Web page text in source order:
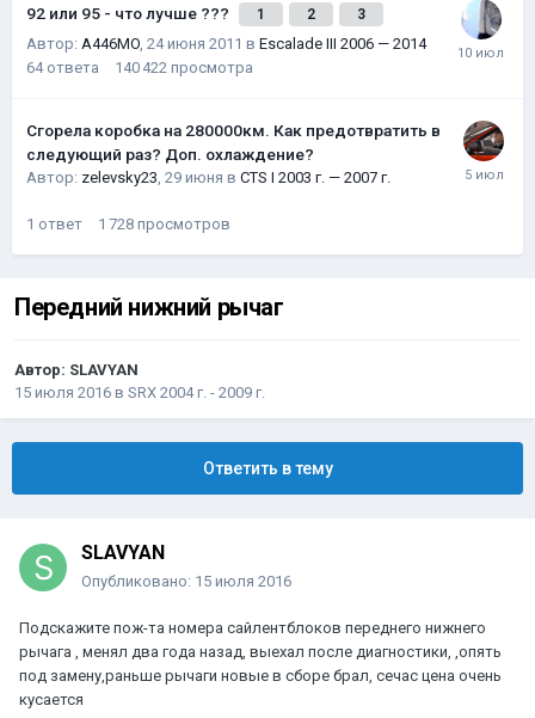
92 или 95 - что лучше ??? 1 2 3
Автор: A446MO, 24 июня 2011 в Escalade III 2006 — 2014
64 ответа 140 422 просмотра
Сгорела коробка на 280000км. Как предотвратить в
следующий раз? Доп. охлаждение?
Автор: zelevsky23, 29 июня в CTS I 2003 г. — 2007 г.
1 ответ 1 728 просмотров
Передний нижний рычаг
Автор: SLAVYAN
15 июля 2016 в SRX 2004 г. - 2009 г.
Ответить в тему
SLAVYAN
Опубликовано: 15 июля 2016
Подскажите пож-та номера сайлентблоков переднего нижнего
рычага , менял два года назад, выехал после диагностики, ,опять
под замену,раньше рычаги новые в сборе брал, сечас цена очень
кусается